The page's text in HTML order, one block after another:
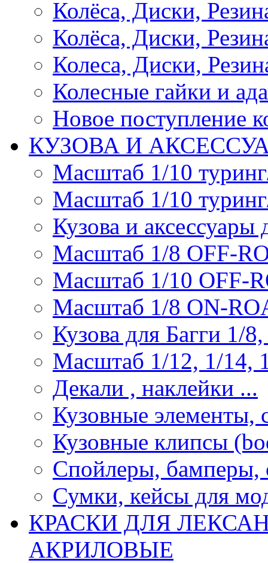
Колёса, Диски,
Колёса, Диски,
Колеса, Диски,
Колесные гайки и
Новое поступление
КУЗОВА И
Масштаб 1/10
Масштаб 1/10
Кузова и
Масштаб 1/8 OFF-
Масштаб 1/10 OFF-
Масштаб 1/8 ON-
Кузова для Багги 1/
Масштаб 1/12, 1/14,
Декали , наклейки ...
Кузовные элементы,
Кузовные клипсы
Спойлеры, бамперы,
Сумки, кейсы для
КРАСКИ ДЛЯ
АКРИЛОВЫЕ